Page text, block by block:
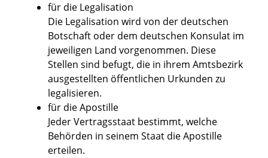
für die Legalisation
Die Legalisation wird von der deutschen
Botschaft oder dem deutschen Konsulat im
jeweiligen Land vorgenommen. Diese
Stellen sind befugt, die in ihrem Amtsbezirk
ausgestellten öffentlichen Urkunden zu
legalisieren.
für die Apostille
Jeder Vertragsstaat bestimmt, welche
Behörden in seinem Staat die Apostille
erteilen.